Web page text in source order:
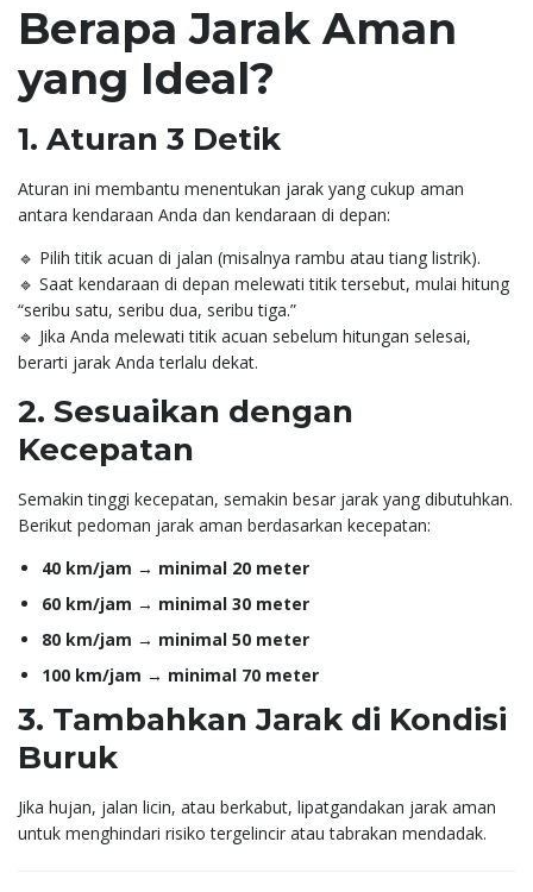
Berapa Jarak Aman
yang Ideal?
1. Aturan 3 Detik
Aturan ini membantu menentukan jarak yang cukup aman
antara kendaraan Anda dan kendaraan di depan:
🔹 Pilih titik acuan di jalan (misalnya rambu atau tiang listrik).
🔹 Saat kendaraan di depan melewati titik tersebut, mulai hitung
“seribu satu, seribu dua, seribu tiga.”
🔹 Jika Anda melewati titik acuan sebelum hitungan selesai,
berarti jarak Anda terlalu dekat.
2. Sesuaikan dengan
Kecepatan
Semakin tinggi kecepatan, semakin besar jarak yang dibutuhkan.
Berikut pedoman jarak aman berdasarkan kecepatan:
40 km/jam → minimal 20 meter
60 km/jam → minimal 30 meter
80 km/jam → minimal 50 meter
100 km/jam → minimal 70 meter
3. Tambahkan Jarak di Kondisi
Buruk
Jika hujan, jalan licin, atau berkabut, lipatgandakan jarak aman
untuk menghindari risiko tergelincir atau tabrakan mendadak.